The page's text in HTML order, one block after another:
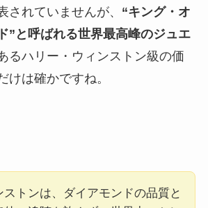
されていませんが、 “キング・オ
”と呼ばれる世界最高峰のジュエ
るハリー・ウィンストン級の価
けは確かですね。
トンは、ダイアモンドの品質と